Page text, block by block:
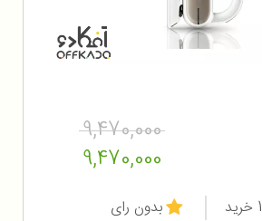
9,470,000
9,470,000
بدون رای